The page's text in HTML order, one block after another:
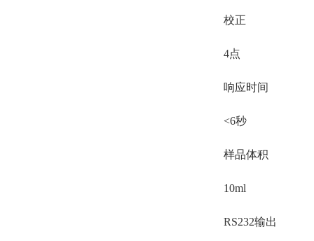
校正
4点
响应时间
<6秒
样品体积
10ml
RS232输出